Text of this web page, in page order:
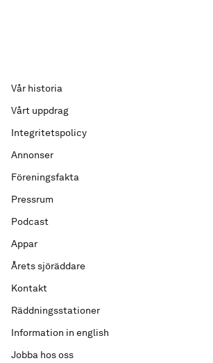
Vår historia
Vårt uppdrag
Integritetspolicy
Annonser
Föreningsfakta
Pressrum
Podcast
Appar
Årets sjöräddare
Kontakt
Räddningsstationer
Information in english
Jobba hos oss